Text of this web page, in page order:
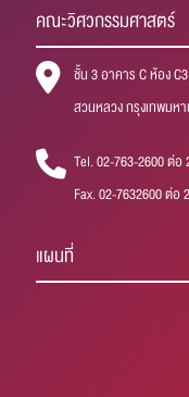
คณะวิศวกรรมศาสตร์
ชั้น 3 อาคาร C ห้อง
สวนหลวง กรุงเทพมห
Tel. 02-763-2600 ต่อ
Fax. 02-7632600 ต่อ
แผนที่